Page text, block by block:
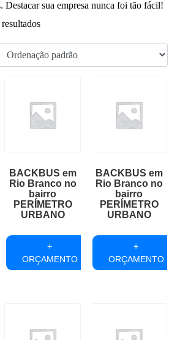
sua empresa nunca foi tão fácil!
BACKBUS em
Rio Branco no
bairro
PERÍMETRO
URBANO
+
ORÇAMENTO
BACKBUS em
Rio Branco no
bairro
PERÍMETRO
URBANO
+
ORÇAMENTO